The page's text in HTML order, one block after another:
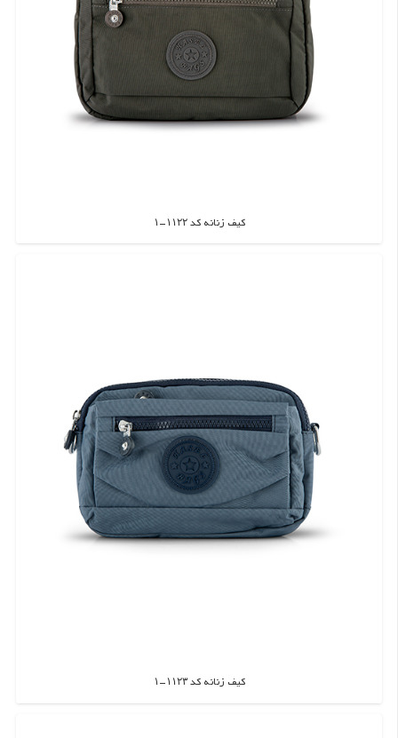
کیف زنانه کد ۱۱۲۲-۱
اطلاعات بیشتر
کیف زنانه کد ۱۱۲۳-۱
اطلاعات بیشتر